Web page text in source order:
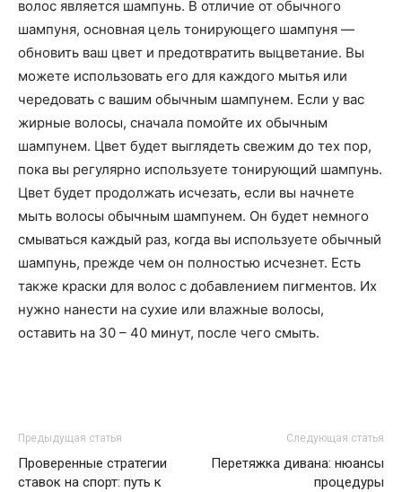
волос является шампунь. В отличие от обычного
шампуня, основная цель тонирующего шампуня —
обновить ваш цвет и предотвратить выцветание. Вы
можете использовать его для каждого мытья или
чередовать с вашим обычным шампунем. Если у вас
жирные волосы, сначала помойте их обычным
шампунем. Цвет будет выглядеть свежим до тех пор,
пока вы регулярно используете тонирующий шампунь.
Цвет будет продолжать исчезать, если вы начнете
мыть волосы обычным шампунем. Он будет немного
смываться каждый раз, когда вы используете обычный
шампунь, прежде чем он полностью исчезнет. Есть
также краски для волос с добавлением пигментов. Их
нужно нанести на сухие или влажные волосы,
оставить на 30 – 40 минут, после чего смыть.
Предыдущая статья
Проверенные стратегии
ставок на спорт: путь к
Следующая статья
Перетяжка дивана: нюансы
процедуры